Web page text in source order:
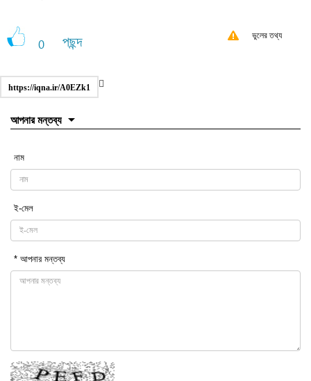
0 পছন্দ ভুলের তথ্য
https://iqna.ir/A0EZk1
আপনার মন্তব্য
নাম
ই-মেল
* আপনার মন্তব্য